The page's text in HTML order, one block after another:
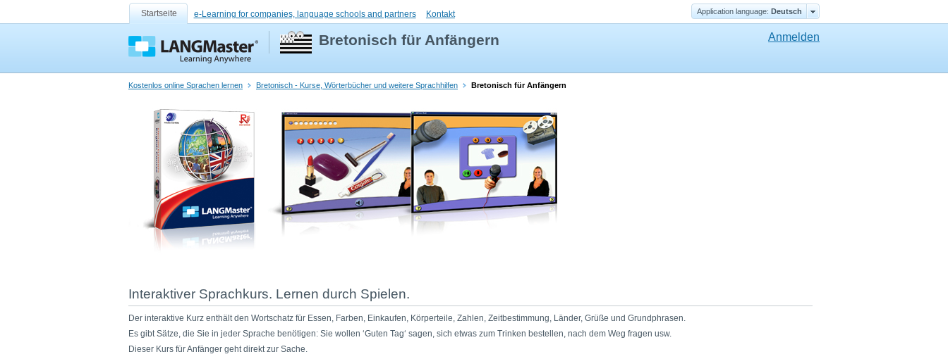
Startseite e-Learning for companies, language schools and partners Kontakt Application language: Deutsch
Bretonisch für Anfängern Anmelden
Kostenlos online Sprachen lernen Bretonisch - Kurse, Wörterbücher und weitere Sprachhilfen Bretonisch für Anfängern
Interaktiver Sprachkurs. Lernen durch Spielen.
Der interaktive Kurz enthält den Wortschatz für Essen, Farben, Einkaufen, Körperteile, Zahlen, Zeitbestimmung, Länder, Grüße und Grundphrasen.
Es gibt Sätze, die Sie in jeder Sprache benötigen: Sie wollen ‘Guten Tag‘ sagen, sich etwas zum Trinken bestellen, nach dem Weg fragen usw.
Dieser Kurs für Anfänger geht direkt zur Sache.